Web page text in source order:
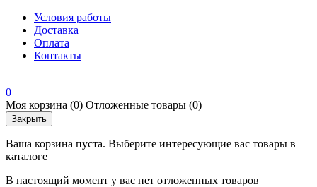
Условия работы
Доставка
Оплата
Контакты
0
Моя корзина (0) Отложенные товары (0)
Закрыть
Ваша корзина пуста. Выберите интересующие вас товары в
каталоге
В настоящий момент у вас нет отложенных товаров